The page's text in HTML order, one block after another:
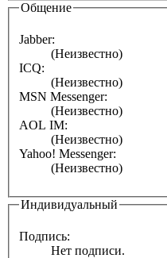
Общение
Jabber:
(Неизвестно)
ICQ:
(Неизвестно)
MSN Messenger:
(Неизвестно)
AOL IM:
(Неизвестно)
Yahoo! Messenger:
(Неизвестно)
Индивидуальный
Подпись:
Нет подписи.